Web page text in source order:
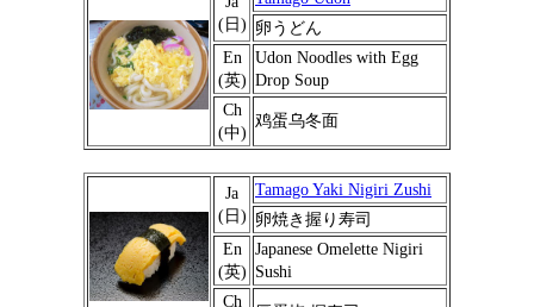
(日) 卵うどん
En
(英)
Udon Noodles with Egg
Drop Soup
Ch
(中)
鸡蛋乌冬面
Ja
(日)
Tamago Yaki Nigiri Zushi
卵焼き握り寿司
En
(英)
Japanese Omelette Nigiri
Sushi
Ch